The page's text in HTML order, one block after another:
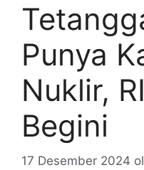
Punya
Nuklir,
Begini
17 Desember 2024